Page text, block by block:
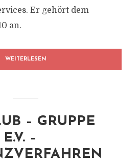
Er gehört dem
an.
WEITERLESEN
– GRUPPE
–